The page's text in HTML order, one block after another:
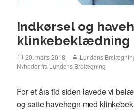
Indkørsel og
klinkebeklædning
Posted
on
20. marts 2018 Author
Lundens
Nyheder fra Lundens Brolægning
For et års tid siden lavede vi
og satte havehegn med